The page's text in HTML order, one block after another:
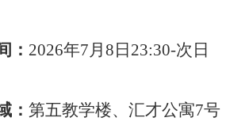
： 2026年7月8日23:30-次日
：第五教学楼、汇才公寓7号